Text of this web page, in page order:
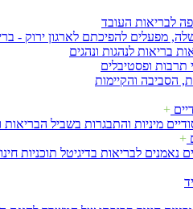
לבריאות העובד
מפעלים להפיכתם לארגון ירוק -
בריאות לנהגות ונהגים
תרבות ופסטיבלים
הסביבה והקיימות
+
מיניות והתבגרות בשביל הבריאות
+
נאמנים לבריאות בדיגיטל תוכניות